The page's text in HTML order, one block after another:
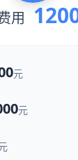
用
元
元